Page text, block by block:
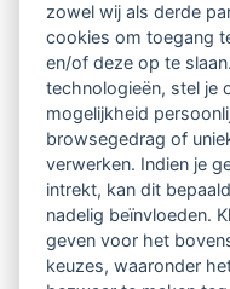
Netwerk van
regio's
Vindbaar voor
Tijdschrift voor
zowel wij als derde
cookies om toegang
en/of deze op te
technologieën, stel je
mogelijkheid
browsegedrag of
verwerken. Indien je
intrekt, kan dit
nadelig beïnvloeden.
geven voor het
keuzes, waaronder